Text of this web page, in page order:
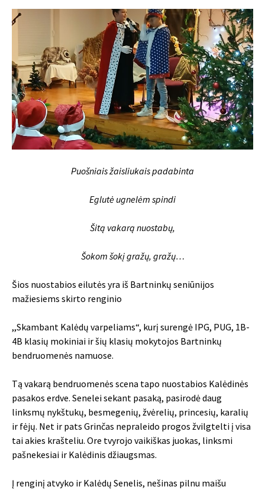
Puošniais žaisliukais padabinta
Eglutė ugnelėm spindi
Šitą vakarą nuostabų,
Šokom šokį gražų, gražų…
Šios nuostabios eilutės yra iš Bartninkų seniūnijos
mažiesiems skirto renginio
,,Skambant Kalėdų varpeliams“, kurį surengė IPG, PUG, 1B-
4B klasių mokiniai ir šių klasių mokytojos Bartninkų
bendruomenės namuose.
Tą vakarą bendruomenės scena tapo nuostabios Kalėdinės
pasakos erdve. Senelei sekant pasaką, pasirodė daug
linksmų nykštukų, besmegenių, žvėrelių, princesių, karalių
ir fėjų. Net ir pats Grinčas nepraleido progos žvilgtelti į visa
tai akies krašteliu. Ore tvyrojo vaikiškas juokas, linksmi
pašnekesiai ir Kalėdinis džiaugsmas.
Į renginį atvyko ir Kalėdų Senelis, nešinas pilnu maišu